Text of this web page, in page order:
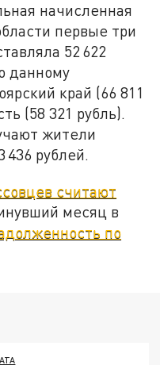
начисленная
первые три
52 622
данному
край (66 811
(58 321 рубль).
жители
436 рублей.
считают
месяц в
по